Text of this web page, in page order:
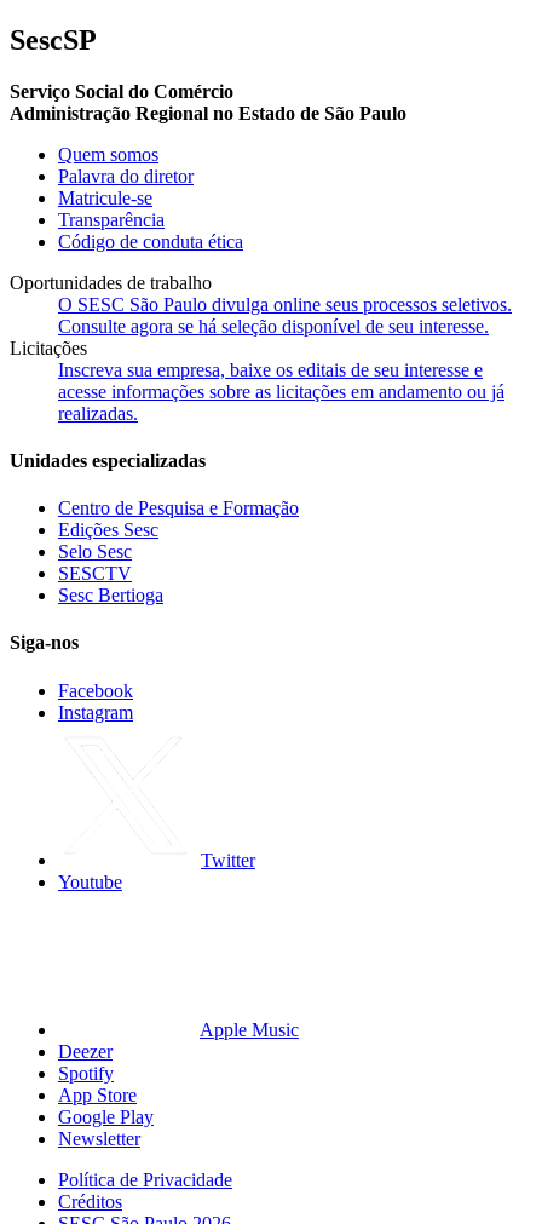
SescSP
Serviço Social do Comércio
Administração Regional no Estado de São Paulo
Quem somos
Palavra do diretor
Matricule-se
Transparência
Código de conduta ética
Oportunidades de trabalho
O SESC São Paulo divulga online seus processos seletivos.
Consulte agora se há seleção disponível de seu interesse.
Licitações
Inscreva sua empresa, baixe os editais de seu interesse e
acesse informações sobre as licitações em andamento ou já
realizadas.
Unidades especializadas
Centro de Pesquisa e Formação
Edições Sesc
Selo Sesc
SESCTV
Sesc Bertioga
Siga-nos
Facebook
Instagram
Twitter
Youtube
Apple Music
Deezer
Spotify
App Store
Google Play
Newsletter
Política de Privacidade
Créditos